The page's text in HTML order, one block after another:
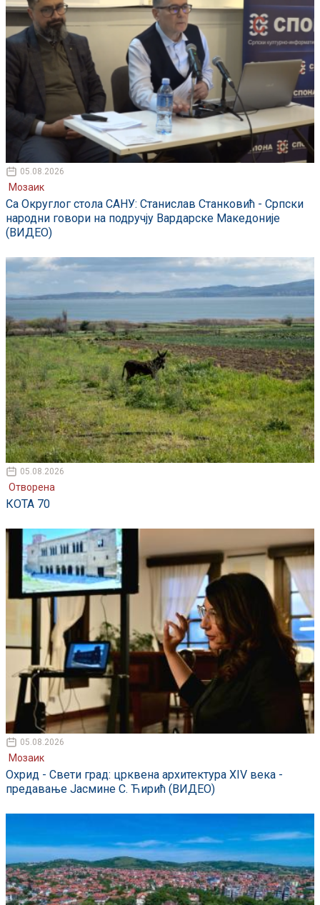
05.08.2026
Мозаик
Са Округлог стола САНУ: Станислав Станковић - Српски
народни говори на подручју Вардарске Македоније
(ВИДЕО)
05.08.2026
Отворена
КОТА 70
05.08.2026
Мозаик
Охрид - Свети град: црквена архитектура XIV века -
предавање Јасмине С. Ћирић (ВИДЕО)